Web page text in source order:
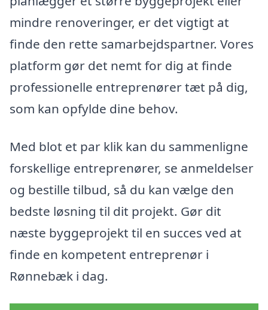
mindre renoveringer, er det vigtigt at
finde den rette samarbejdspartner. Vores
platform gør det nemt for dig at finde
professionelle entreprenører tæt på dig,
som kan opfylde dine behov.
Med blot et par klik kan du sammenligne
forskellige entreprenører, se anmeldelser
og bestille tilbud, så du kan vælge den
bedste løsning til dit projekt. Gør dit
næste byggeprojekt til en succes ved at
finde en kompetent entreprenør i
Rønnebæk i dag.